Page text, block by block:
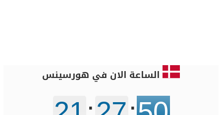
الساعة الان في هورسينس